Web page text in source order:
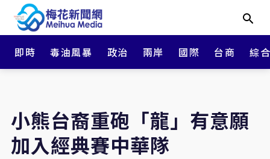
即時 毒油風暴 政治 兩岸 國際 台商 綜
小熊台裔重砲「龍」有意願
加入經典賽中華隊